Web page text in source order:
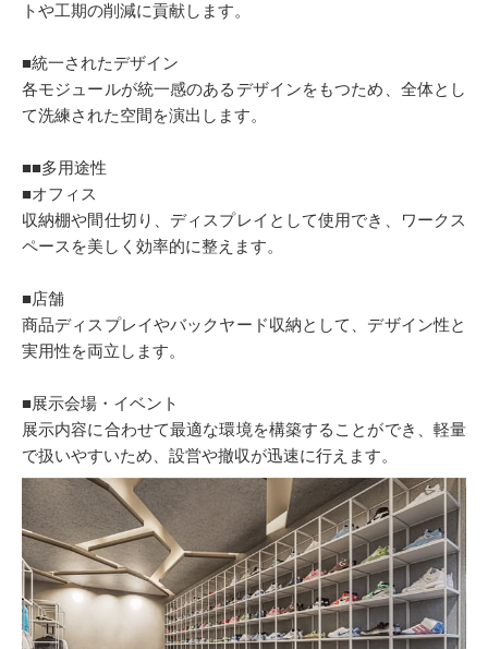
トや工期の削減に貢献します。
■統一されたデザイン
各モジュールが統一感のあるデザインをもつため、全体とし
て洗練された空間を演出します。
■■多用途性
■オフィス
収納棚や間仕切り、ディスプレイとして使用でき、ワークス
ペースを美しく効率的に整えます。
■店舗
商品ディスプレイやバックヤード収納として、デザイン性と
実用性を両立します。
■展示会場・イベント
展示内容に合わせて最適な環境を構築することができ、軽量
で扱いやすいため、設営や撤収が迅速に行えます。